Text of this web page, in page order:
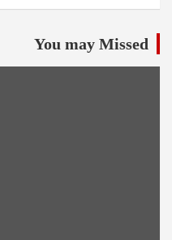
You may Missed